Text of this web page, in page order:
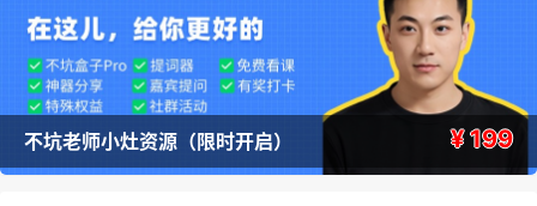
不坑老师小灶资源（限时开启） ¥ 199